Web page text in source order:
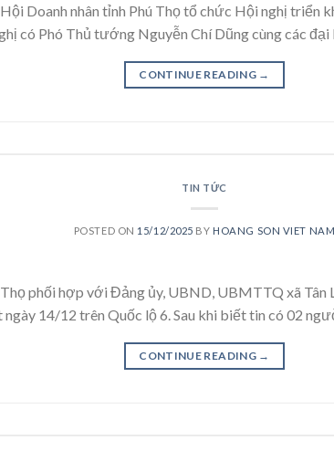
Doanh nhân tỉnh Phú Thọ tổ chức Hội nghị triển
có Phó Thủ tướng Nguyễn Chí Dũng cùng các
CONTINUE READING →
TIN TỨC
POSTED ON 15/12/2025 BY HOANG SON VIET NAM
phối hợp với Đảng ủy, UBND, UBMTTQ xã Tân
14/12 trên Quốc lộ 6. Sau khi biết tin có 02
CONTINUE READING →